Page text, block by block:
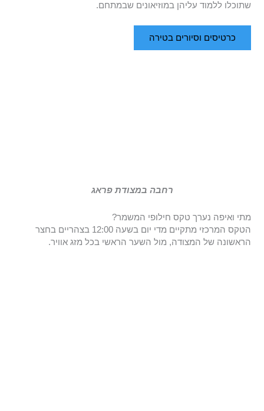
שתוכלו ללמוד עליהן במוזיאונים שבמתחם.
כרטיסים וסיורים בטירה
רחבה במצודת פראג
מתי ואיפה נערך טקס חילופי המשמר?
הטקס המרכזי מתקיים מדי יום בשעה 12:00 בצהריים בחצר
הראשונה של המצודה, מול השער הראשי בכל מזג אוויר.